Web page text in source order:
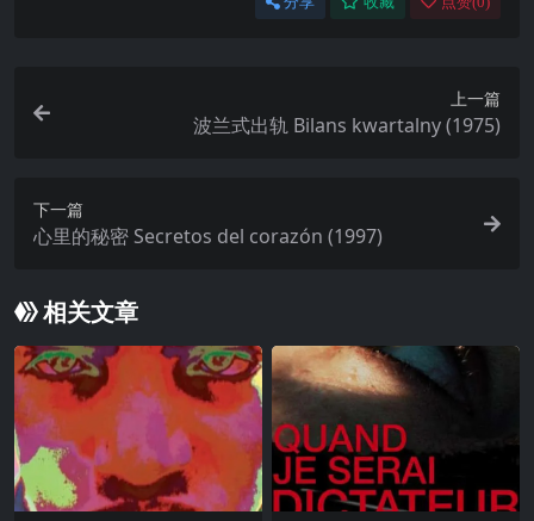
上一篇
波兰式出轨 Bilans kwartalny (1975)
下一篇
心里的秘密 Secretos del corazón (1997)
相关文章